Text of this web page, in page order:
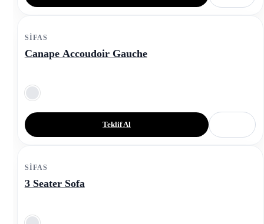
SIFAS
Canape Accoudoir Gauche
Teklif Al
SIFAS
3 Seater Sofa